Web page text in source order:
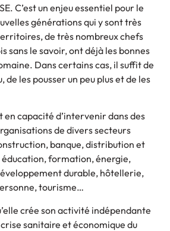
C’est un enjeu essentiel pour le
générations qui y sont très
de très nombreux chefs
sans le savoir, ont déjà les bonnes
Dans certains cas, il suffit de
de les pousser un peu plus et de les
en capacité d’intervenir dans des
de divers secteurs
banque, distribution et
formation, énergie,
durable, hôtellerie,
tourisme…
crée son activité indépendante
sanitaire et économique du